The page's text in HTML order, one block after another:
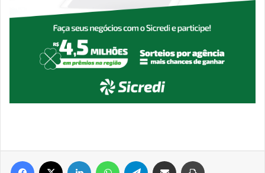
Facebook Linkedin WhatsAppTelegram Compartilhar via e-mail